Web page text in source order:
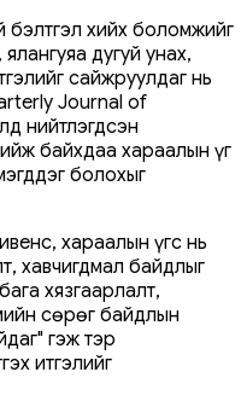
бэлтгэл хийх боломжийг
дугуй унах,
сайжруулдаг нь
Journal of
нийтлэгдсэн
байхдаа хараалын үг
болохыг
хараалын үгс нь
хавчигдмал байдлыг
хязгаарлалт,
сөрөг байдлын
гэж тэр
итгэлийг